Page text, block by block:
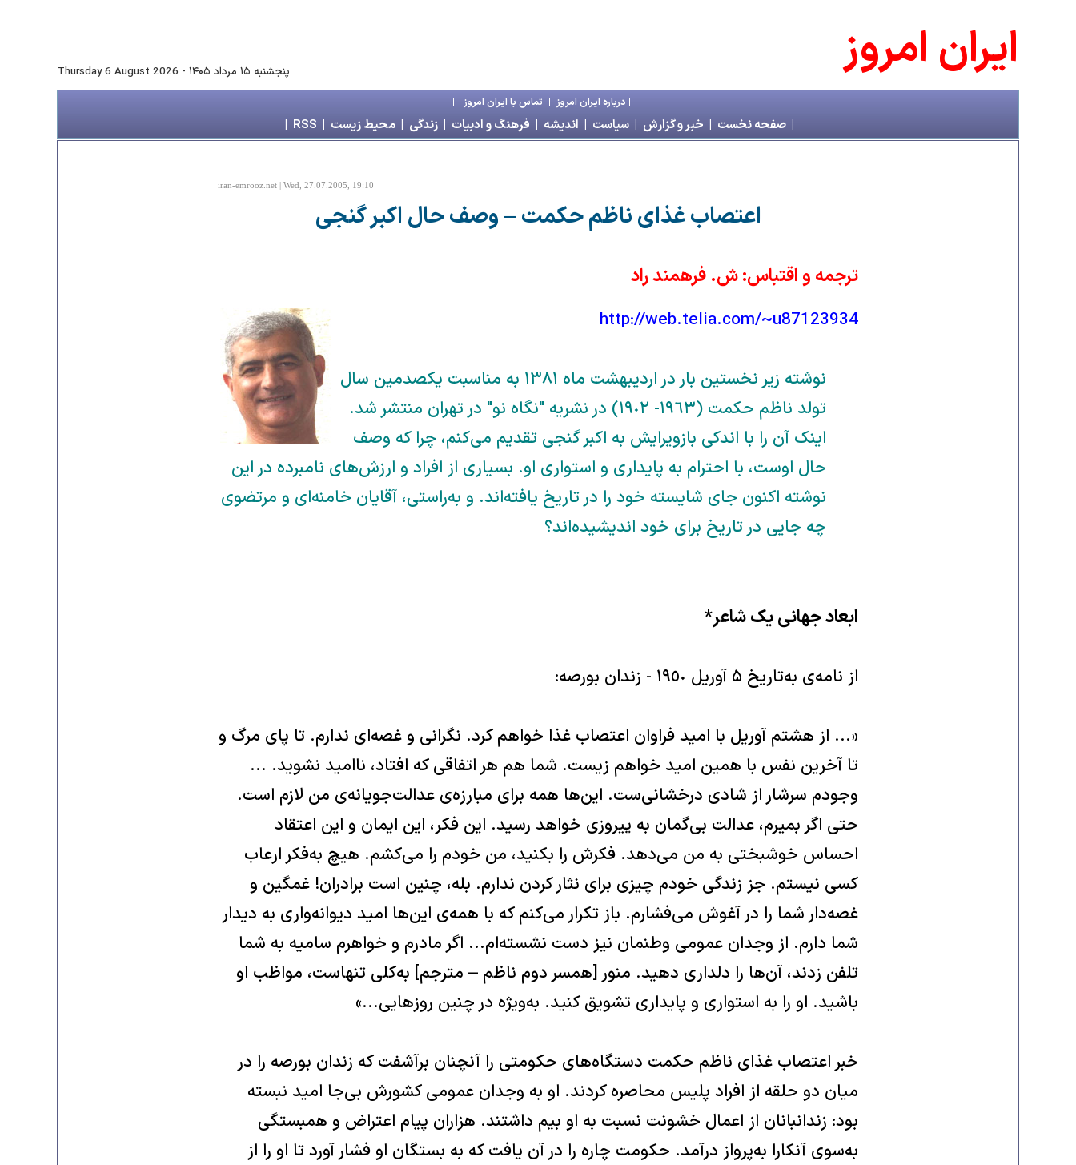
پنجشنبه ۱۵ مرداد ۱۴۰۵ -
Thursday 6 August 2026 ايران امروز
|درباره ايران امروز | تماس با ايران امروز |
| صفحه نخست | خبر و گزارش | سياست | انديشه | فرهنگ و ادبيات | زندگی | محیط زیست |
RSS
|
iran-emrooz.net | Wed, 27.07.2005, 19:10
اعتصاب غذای ناظم حکمت – وصف حال اکبر گنجی
ترجمه و اقتباس: ش‌‌. فرهمند راد
http://web.telia.com/~u87123934
نوشته زیر نخستین بار در اردیبهشت ماه ١٣٨١ به مناسبت یکصدمین سال
تولد ناظم حکمت (١٩٦٣- ١٩٠٢) در نشریه "نگاه نو" در تهران منتشر شد.
اینک آن را با اندکی بازویرایش به اکبر گنجی تقدیم می‌کنم، چرا که وصف
حال اوست، با احترام به پایداری و استواری او. بسیاری از افراد و ارزش‌های نامبرده در این
نوشته اکنون جای شایسته خود را در تاریخ یافته‌اند. و به‌راستی، آقایان خامنه‌ای و مرتضوی
چه جایی در تاریخ برای خود اندیشیده‌اند؟
ابعاد جهانى یک شاعر*
از نامه‌ی به‌تاریخ ۵ آوریل ١٩٥٠ - زندان بورصه‌:
«... از هشتم آوریل با امید فراوان اعتصاب غذا خواهم کرد‌‌. نگرانى و غصه‌اى ندارم‌‌. تا پاى مرگ و
تا آخرین نفس با همین امید خواهم زیست‌‌. شما هم هر اتفاقى که افتاد‌، نا‌امید نشوید‌‌. ...
وجودم سرشار از شادى درخشانى‌ست‌‌. این‌ها همه براى مبارز‌ه‌ی عدالت‌جویانه‌ی من لازم است‌‌.
حتى اگر بمیرم‌، عدالت بى‌گمان به پیروزى خواهد رسید‌‌. این فکر‌، این ایمان و این اعتقاد
احساس خوشبختى به من مى‌دهد‌‌. فکرش را بکنید‌، من خودم را مى‌کشم‌‌. هیچ به‌فکر ارعاب
کسى نیستم‌‌. جز زندگى خودم چیزى براى نثار کردن ندارم‌‌. بله‌، چنین است برادران‌! غمگین و
غصه‌دار شما را در آغوش مى‌فشارم‌‌. باز تکرار مى‌کنم که با همه‌ی این‌ها امید دیوانه‌وارى به دیدار
شما دارم‌‌. از وجدان عمومى وطنمان نیز دست نشسته‌ام‌‌... اگر مادرم و خواهرم سامیه به شما
تلفن زدند‌، آن‌ها را دلدارى دهید‌‌. منور [همسر دوم ناظم – مترجم] به‌کلی تنهاست‌، مواظب او
باشید‌‌. او را به استوارى و پایدارى تشویق کنید‌‌. به‌ویژه در چنین روز‌هایى‌...»
خبر اعتصاب غذاى ناظم حکمت دستگاه‌هاى حکومتى را آنچنان بر‌آشفت که زندان بورصه را در
میان دو حلقه از افراد پلیس محاصره کردند‌‌. او به وجدان عمومى کشورش بى‌جا امید نبسته
بود‌: زندانبانان از اعمال خشونت نسبت به او بیم داشتند‌‌. هزاران پیام اعتراض و همبستگى
به‌سوى آنکارا به‌پرواز در‌آمد‌‌. حکومت چاره را در آن یافت که به بستگان او فشار آورد تا او را از